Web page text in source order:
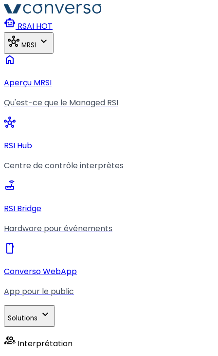
Aller au contenu principal
smart_toy RSAI HOT
hub MRSI expand_more
home
Aperçu MRSI
Qu'est-ce que le Managed RSI
hub
RSI Hub
Centre de contrôle interprètes
router
RSI Bridge
Hardware pour événements
smartphone
Converso WebApp
App pour le public
Solutions expand_more
interpreter_mode Interprétation